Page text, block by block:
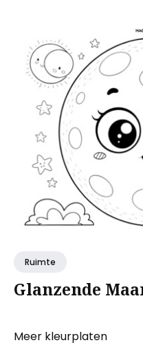
Ruimte
Glanzende
Meer kleurplaten